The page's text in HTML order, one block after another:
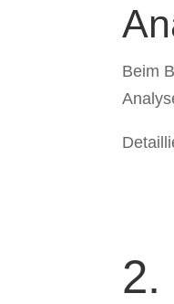
Beim
2.